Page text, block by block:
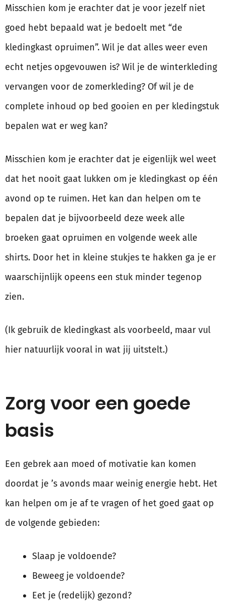
Misschien kom je erachter dat je voor jezelf niet
goed hebt bepaald wat je bedoelt met “de
kledingkast opruimen”. Wil je dat alles weer even
echt netjes opgevouwen is? Wil je de winterkleding
vervangen voor de zomerkleding? Of wil je de
complete inhoud op bed gooien en per kledingstuk
bepalen wat er weg kan?
Misschien kom je erachter dat je eigenlijk wel weet
dat het nooit gaat lukken om je kledingkast op één
avond op te ruimen. Het kan dan helpen om te
bepalen dat je bijvoorbeeld deze week alle
broeken gaat opruimen en volgende week alle
shirts. Door het in kleine stukjes te hakken ga je er
waarschijnlijk opeens een stuk minder tegenop
zien.
(Ik gebruik de kledingkast als voorbeeld, maar vul
hier natuurlijk vooral in wat jij uitstelt.)
Zorg voor een goede
basis
Een gebrek aan moed of motivatie kan komen
doordat je ’s avonds maar weinig energie hebt. Het
kan helpen om je af te vragen of het goed gaat op
de volgende gebieden:
Slaap je voldoende?
Beweeg je voldoende?
Eet je (redelijk) gezond?